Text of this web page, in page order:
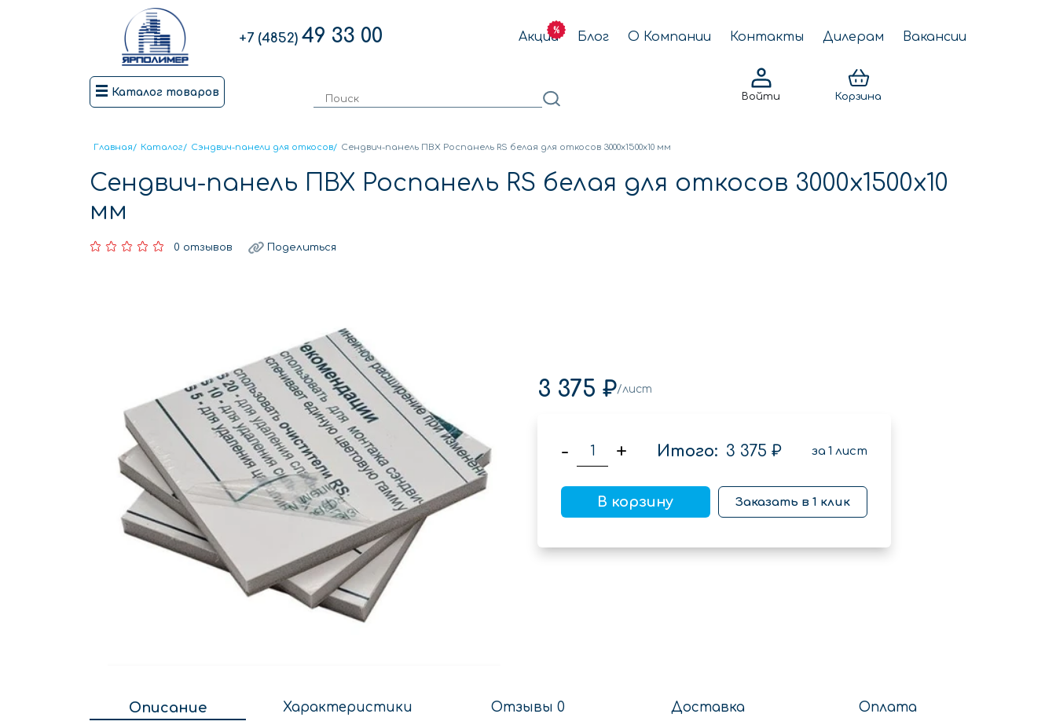
+7 (4852) 49 33 00 Акции Блог О Компании Контакты Дилерам Вакансии
Каталог товаров Войти Корзина
Главная/ Каталог/ Сэндвич-панели для откосов/ Сендвич-панель ПВХ Роспанель RS белая для откосов 3000x1500x10 мм
Сендвич-панель ПВХ Роспанель RS белая для откосов 3000x1500x10
мм
0 отзывов Поделиться
3 375 ₽/лист
- + Итого: 3 375 ₽ за 1 лист
В корзину Заказать в 1 клик
Описание Характеристики Отзывы 0 Доставка Оплата